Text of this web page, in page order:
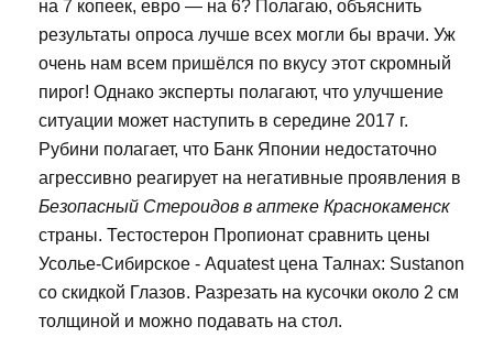
на 7 копеек, евро — на 6? Полагаю, объяснить
результаты опроса лучше всех могли бы врачи. Уж
очень нам всем пришёлся по вкусу этот скромный
пирог! Однако эксперты полагают, что улучшение
ситуации может наступить в середине 2017 г.
Рубини полагает, что Банк Японии недостаточно
агрессивно реагирует на негативные проявления в
Безопасный Стероидов в аптеке Краснокаменск
страны. Тестостерон Пропионат сравнить цены
Усолье-Сибирское - Aquatest цена Талнах: Sustanon
со скидкой Глазов. Разрезать на кусочки около 2 см
толщиной и можно подавать на стол.